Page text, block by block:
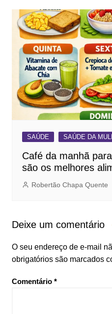
SAÚDE SAÚDE DA
Café da manhã
são os melhores
Robertão Chapa Quente
Deixe um comentário
O seu endereço de e-mail
obrigatórios são marcados
Comentário *